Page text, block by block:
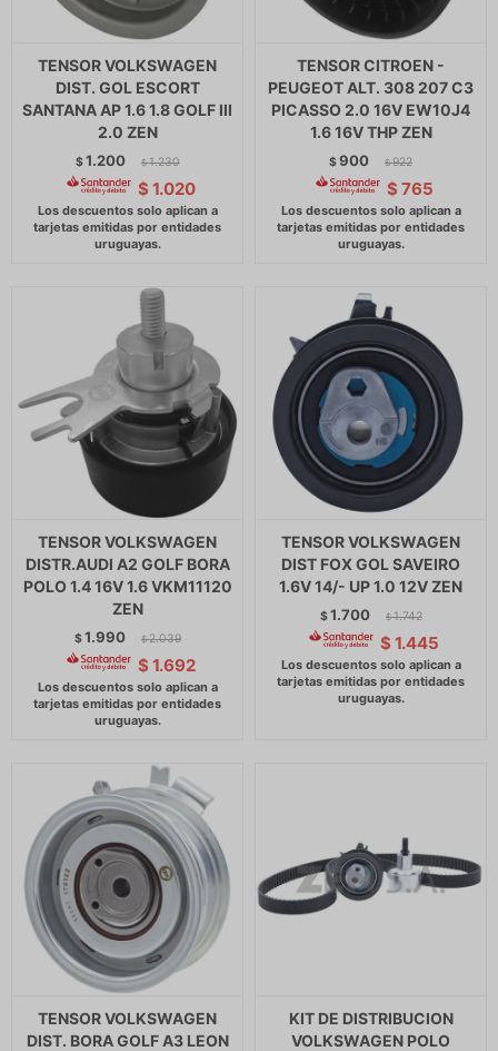
TENSOR VOLKSWAGEN
DIST. GOL ESCORT
SANTANA AP 1.6 1.8 GOLF III
2.0 ZEN
$1.200 $ 1.230
$ 1.020
TENSOR CITROEN -
PEUGEOT ALT. 308 207 C3
PICASSO 2.0 16V EW10J4
1.6 16V THP ZEN
$900 $ 922
$ 765
TENSOR VOLKSWAGEN
DISTR.AUDI A2 GOLF BORA
POLO 1.4 16V 1.6 VKM11120
ZEN
$1.990 $ 2.039
$ 1.692
TENSOR VOLKSWAGEN
DIST FOX GOL SAVEIRO
1.6V 14/- UP 1.0 12V ZEN
$1.700 $ 1.742
$ 1.445
TENSOR VOLKSWAGEN
DIST. BORA GOLF A3 LEON
KIT DE DISTRIBUCION
VOLKSWAGEN POLO